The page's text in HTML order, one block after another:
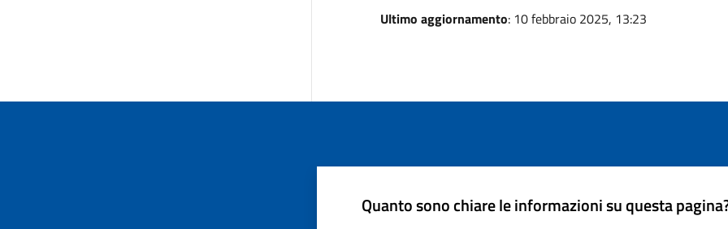
Ultimo aggiornamento: 10 febbraio 2025, 13:23
Quanto sono chiare le informazioni su questa